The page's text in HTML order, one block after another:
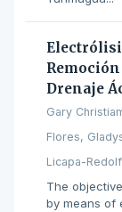
Drenaje
Gary
Flores,
Licapa-
The
by means of